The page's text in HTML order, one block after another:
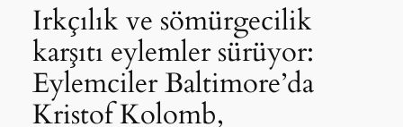
Irkçılık ve sömürgecilik
karşıtı eylemler sürüyor:
Eylemciler Baltimore’da
Kristof Kolomb,